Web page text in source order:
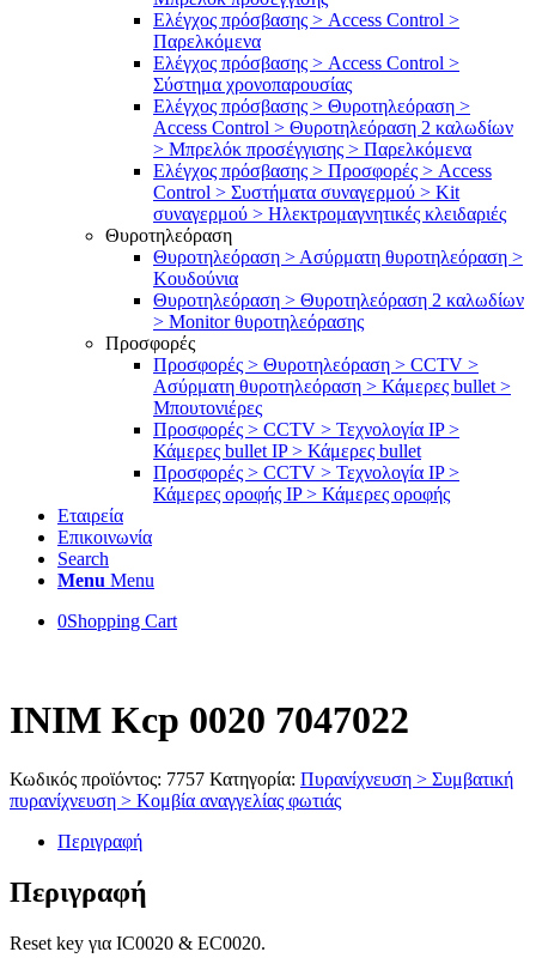
Ελέγχος πρόσβασης > Access Control >
Παρελκόμενα
Ελέγχος πρόσβασης > Access Control >
Σύστημα χρονοπαρουσίας
Ελέγχος πρόσβασης > Θυροτηλεόραση >
Access Control > Θυροτηλεόραση 2 καλωδίων
> Μπρελόκ προσέγγισης > Παρελκόμενα
Ελέγχος πρόσβασης > Προσφορές > Access
Control > Συστήματα συναγερμού > Kit
συναγερμού > Ηλεκτρομαγνητικές κλειδαριές
Θυροτηλεόραση
Θυροτηλεόραση > Ασύρματη θυροτηλεόραση >
Κουδούνια
Θυροτηλεόραση > Θυροτηλεόραση 2 καλωδίων
> Μonitor θυροτηλεόρασης
Προσφορές
Προσφορές > Θυροτηλεόραση > CCTV >
Ασύρματη θυροτηλεόραση > Κάμερες bullet >
Μπουτονιέρες
Προσφορές > CCTV > Τεχνολογία IP >
Κάμερες bullet IP > Κάμερες bullet
Προσφορές > CCTV > Τεχνολογία IP >
Κάμερες οροφής IP > Κάμερες οροφής
Εταιρεία
Επικοινωνία
Search
Menu Menu
0Shopping Cart
INIM Kcp 0020 7047022
Κωδικός προϊόντος: 7757 Κατηγορία: Πυρανίχνευση > Συμβατική
πυρανίχνευση > Κομβία αναγγελίας φωτιάς
Περιγραφή
Περιγραφή
Reset key για IC0020 & EC0020.